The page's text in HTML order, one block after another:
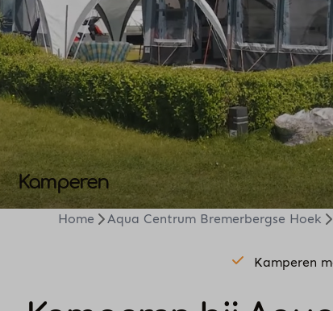
Kamperen
Home Aqua Centrum Bremerbergse Hoek
Kamperen